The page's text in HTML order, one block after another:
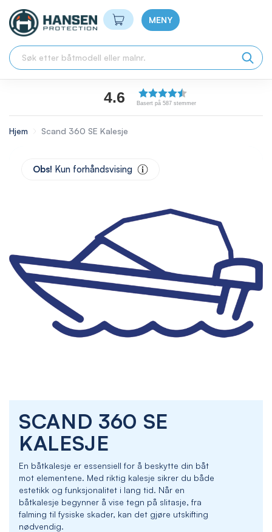
Min handlekurv
MENY
4.6 Basert på 587 stemmer
Hjem Scand 360 SE Kalesje
SCAND 360 SE
KALESJE
En båtkalesje er essensiell for å beskytte din båt
mot elementene. Med riktig kalesje sikrer du både
estetikk og funksjonalitet i lang tid. Når en
båtkalesje begynner å vise tegn på slitasje, fra
falming til fysiske skader, kan det gjøre utskifting
nødvendig.
Obs! Kun forhåndsvising
the
beginning
the
images
gallery